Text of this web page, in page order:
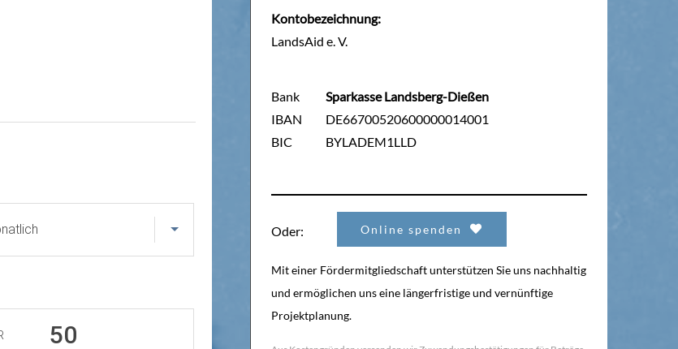
50
Kontobezeichnung:
LandsAid e. V.
Bank
IBAN
BIC
Sparkasse Landsberg-Dießen
DE66700520600000014001
BYLADEM1LLD
Oder: Online spenden
Mit einer Fördermitgliedschaft unterstützen Sie uns nachhaltig
und ermöglichen uns eine längerfristige und vernünftige
Projektplanung.